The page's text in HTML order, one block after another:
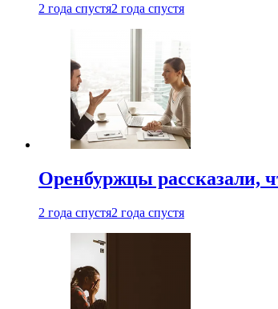
2 года спустя2 года спустя
Оренбуржцы рассказали,
2 года спустя2 года спустя